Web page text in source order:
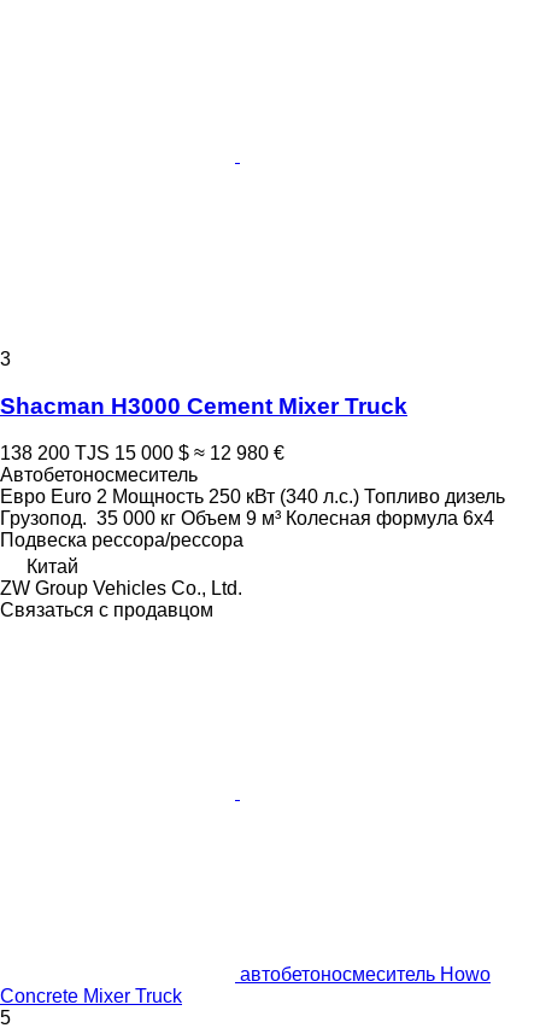
3
Shacman H3000 Cement Mixer Truck
138 200 TJS 15 000 $ ≈ 12 980 €
Автобетоносмеситель
Евро Euro 2 Мощность 250 кВт (340 л.с.) Топливо дизель
Грузопод. 35 000 кг Объем 9 м³ Колесная формула 6x4
Подвеска рессора/рессора
Китай
ZW Group Vehicles Co., Ltd.
Связаться с продавцом
автобетоносмеситель Howo
Concrete Mixer Truck
5